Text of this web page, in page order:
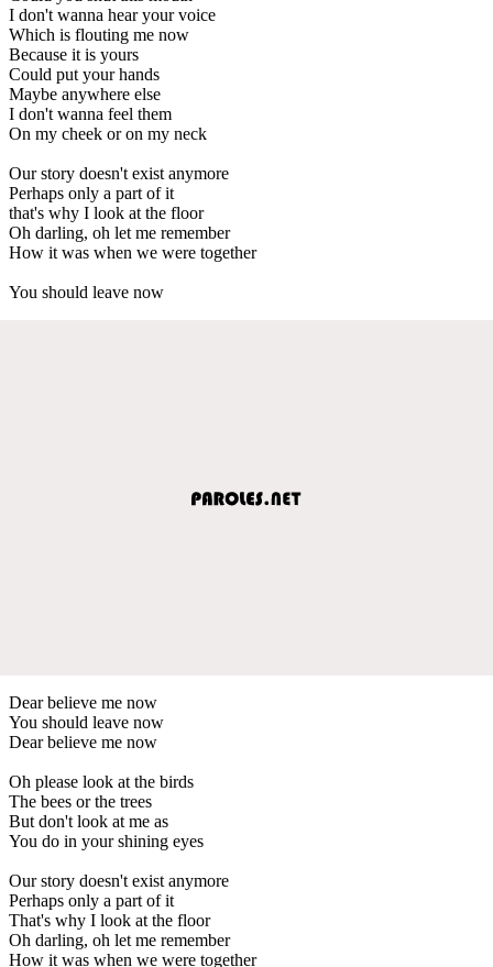
I don't wanna hear your voice
Which is flouting me now
Because it is yours
Could put your hands
Maybe anywhere else
I don't wanna feel them
On my cheek or on my neck
Our story doesn't exist anymore
Perhaps only a part of it
that's why I look at the floor
Oh darling, oh let me remember
How it was when we were together
You should leave now
Dear believe me now
You should leave now
Dear believe me now
Oh please look at the birds
The bees or the trees
But don't look at me as
You do in your shining eyes
Our story doesn't exist anymore
Perhaps only a part of it
That's why I look at the floor
Oh darling, oh let me remember
How it was when we were together